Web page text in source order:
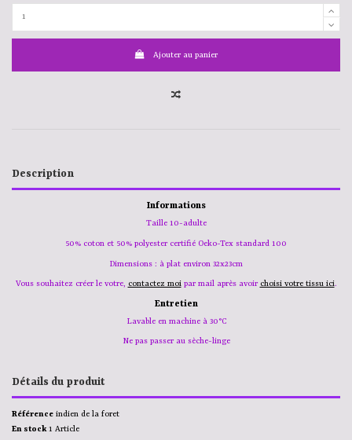
Ajouter au panier
Description
Informations
Taille 10-adulte
50% coton et 50% polyester certifié Oeko-Tex standard 100
Dimensions : à plat environ 32x23cm
Vous souhaitez créer le votre, contactez moipar mail après avoir choisi votre tissu ici.
Entretien
Lavable en machine à 30°C
Ne pas passer au sèche-linge
Détails du produit
Référence indien de la foret
En stock 1 Article